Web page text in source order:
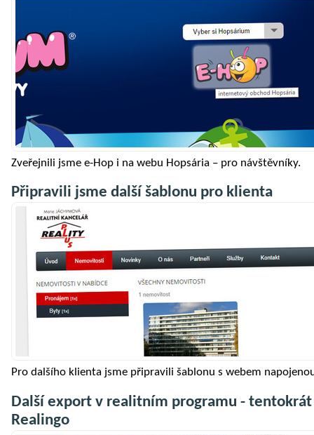
Zveřejnili jsme e-Hop i na webu Hopsária – pro návštěvníky.
Připravili jsme další šablonu pro klienta
Pro dalšího klienta jsme připravili šablonu s webem
Další export v realitním programu - tentokrát
Realingo